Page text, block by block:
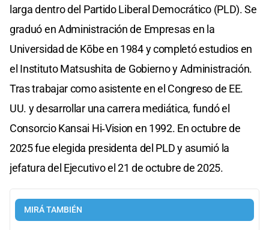
larga dentro del Partido Liberal Democrático (PLD). Se
graduó en Administración de Empresas en la
Universidad de Kōbe en 1984 y completó estudios en
el Instituto Matsushita de Gobierno y Administración.
Tras trabajar como asistente en el Congreso de EE.
UU. y desarrollar una carrera mediática, fundó el
Consorcio Kansai Hi‑Vision en 1992. En octubre de
2025 fue elegida presidenta del PLD y asumió la
jefatura del Ejecutivo el 21 de octubre de 2025.
MIRÁ TAMBIÉN